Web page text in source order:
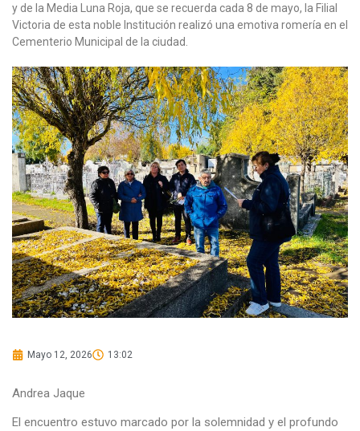
y de la Media Luna Roja, que se recuerda cada 8 de mayo, la Filial
Victoria de esta noble Institución realizó una emotiva romería en el
Cementerio Municipal de la ciudad.
Mayo 12, 2026 13:02
Andrea Jaque
El encuentro estuvo marcado por la solemnidad y el profundo